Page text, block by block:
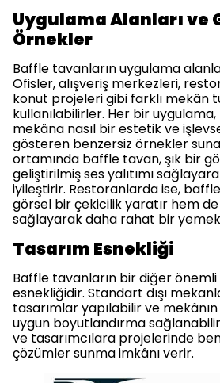
Uygulama Alanları ve
Örnekler
Baffle tavanların uygulama
Ofisler, alışveriş merkezleri,
konut projeleri gibi farklı mekân
kullanılabilirler. Her bir
mekâna nasıl bir estetik ve
gösteren benzersiz örnekler
ortamında baffle tavan, şık bir
geliştirilmiş ses yalıtımı
iyileştirir. Restoranlarda ise,
görsel bir çekicilik yaratır hem
sağlayarak daha rahat bir
Tasarım Esnekliği
Baffle tavanların bir diğer önemli
esnekliğidir. Standart dışı
tasarımlar yapılabilir ve
uygun boyutlandırma
ve tasarımcılara projelerinde
çözümler sunma imkânı verir.